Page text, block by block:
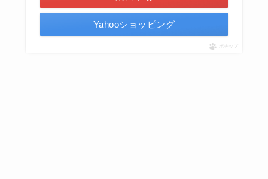
Yahooショッピング
ポチップ